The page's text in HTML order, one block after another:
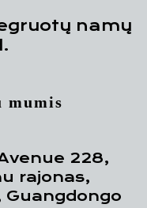
namų
mumis
228,
rajonas,
Guangdongo